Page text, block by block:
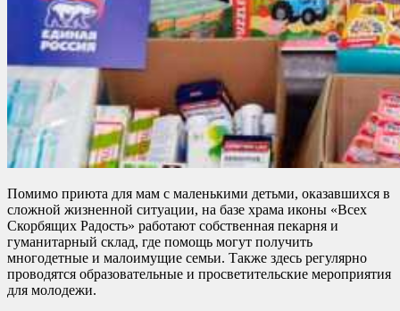
Помимо приюта для мам с маленькими детьми, оказавшихся в
сложной жизненной ситуации, на базе храма иконы «Всех
Скорбящих Радость» работают собственная пекарня и
гуманитарный склад, где помощь могут получить
многодетные и малоимущие семьи. Также здесь регулярно
проводятся образовательные и просветительские мероприятия
для молодежи.